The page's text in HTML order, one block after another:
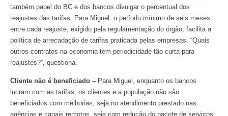
também papel do BC e dos bancos divulgar o percentual dos
reajustes das tarifas. Para Miguel, o período mínimo de seis meses
entre cada reajuste, exigido pela regulamentação do órgão, facilita a
política de arrecadação de tarifas praticada pelas empresas. “Quais
outros contratos na economia tem periodicidade tão curta para
reajustes?”, questiona.
Cliente não é beneficiado – Para Miguel, enquanto os bancos
lucram com as tarifas, os clientes e a população não são
beneficiados com melhorias, seja no atendimento prestado nas
agências e canais remotos, seja com redução do pacote de serviços.